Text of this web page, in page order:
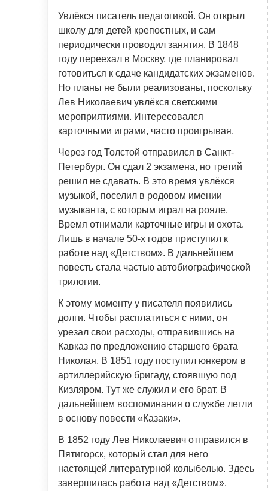
Увлёкся писатель педагогикой. Он открыл
школу для детей крепостных, и сам
периодически проводил занятия. В 1848
году переехал в Москву, где планировал
готовиться к сдаче кандидатских экзаменов.
Но планы не были реализованы, поскольку
Лев Николаевич увлёкся светскими
мероприятиями. Интересовался
карточными играми, часто проигрывая.
Через год Толстой отправился в Санкт-
Петербург. Он сдал 2 экзамена, но третий
решил не сдавать. В это время увлёкся
музыкой, поселил в родовом имении
музыканта, с которым играл на рояле.
Время отнимали карточные игры и охота.
Лишь в начале 50-х годов приступил к
работе над «Детством». В дальнейшем
повесть стала частью автобиографической
трилогии.
К этому моменту у писателя появились
долги. Чтобы расплатиться с ними, он
урезал свои расходы, отправившись на
Кавказ по предложению старшего брата
Николая. В 1851 году поступил юнкером в
артиллерийскую бригаду, стоявшую под
Кизляром. Тут же служил и его брат. В
дальнейшем воспоминания о службе легли
в основу повести «Казаки».
В 1852 году Лев Николаевич отправился в
Пятигорск, который стал для него
настоящей литературной колыбелью. Здесь
завершилась работа над «Детством».